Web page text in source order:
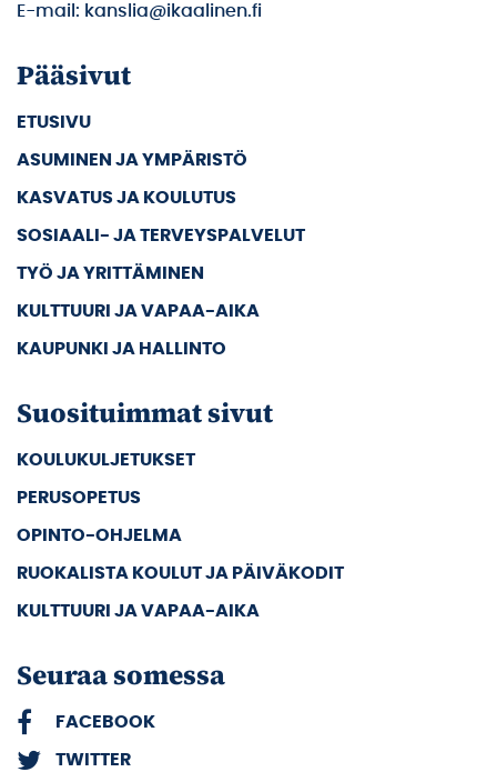
E-mail: kanslia@ikaalinen.fi
Pääsivut
ETUSIVU
ASUMINEN JA YMPÄRISTÖ
KASVATUS JA KOULUTUS
SOSIAALI- JA TERVEYSPALVELUT
TYÖ JA YRITTÄMINEN
KULTTUURI JA VAPAA-AIKA
KAUPUNKI JA HALLINTO
Suosituimmat sivut
KOULUKULJETUKSET
PERUSOPETUS
OPINTO-OHJELMA
RUOKALISTA KOULUT JA PÄIVÄKODIT
KULTTUURI JA VAPAA-AIKA
Seuraa somessa
FACEBOOK
TWITTER